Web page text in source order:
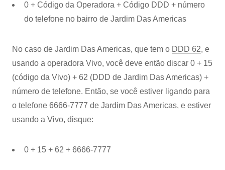
0 + Código da Operadora + Código DDD + número
do telefone no bairro de Jardim Das Americas
No caso de Jardim Das Americas, que tem o DDD 62, e
usando a operadora Vivo, você deve então discar 0 + 15
(código da Vivo) + 62 (DDD de Jardim Das Americas) +
número de telefone. Então, se você estiver ligando para
o telefone 6666-7777 de Jardim Das Americas, e estiver
usando a Vivo, disque:
0 + 15 + 62 + 6666-7777